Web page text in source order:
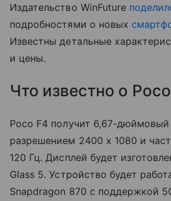
Издательство WinFuture
подробностями о новых
Известны детальные
и цены.
Что известно о
Poco F4 получит 6,67-дюймовый
разрешением 2400 x 1080 и
120 Гц. Дисплей будет
Glass 5. Устройство будет
Snapdragon 870 с поддержкой